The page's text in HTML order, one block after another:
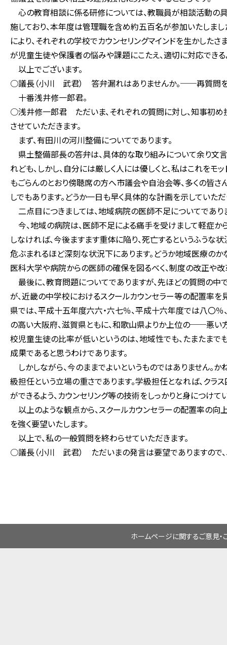
心の教育相談に係る研修については、教職員が相談活動の
施しており、本年度は管理職を含め約五百名が参加いたしま
により、それぞれの学校でカウンセリングマインドを生かした
が児童生徒や保護者の悩みや課題にこたえ、適切に対応でき
以上でございます。
○議長（小川 武君） 答弁漏れはありませんか。──再質問を
十番浅井修一郎君。
○浅井修一郎君 ただいま、それぞれの質問に対し、知事初め
させていただきます。
まず、有田川の河川整備についてであります。
県土整備部長の答弁は、具体的な取り組みについて余り文
れども、しかし、自分には厳しく人には優しくと、私はこれをモ
もごらんのとおり傍聴席の方へ市議会や自治会等、多くの皆
しでもあります。どうか一日も早く具体的な計画を示していた
二点目につきましては、地域病院の医師不足についてであり
今、地域の病院は、医師不足による痛手を受けまして軽症
しなければ、今後ますます重体に陥り、死亡するというふうな
危ぶまれるほど深刻な状況下にあります。どうか地域医療の
医科大学や病院からの医師の確保を図るべく、制度の改正や
最後に、教育問題についてでありますが、先ほどの質問の
が、近畿の中学校におけるスクールカウンセラー等の配置率
県では、平成十五年度六六・六七％、平成十六年度では八〇
の高い大阪府、滋賀県ともに、和歌山県よりか上位の──悪い
校児童生徒の比率が低いというのは、地域性でも、たまたま
成果であると思うわけであります。
しかしながら、今のままでよいというものではありません。
級担任という立場の重さであります。学級担任となれば、ク
ができるよう、カウンセリング等の技術をしっかりと身につけて
以上のような観点から、スクールカウンセラーの配置率の
を強く要望いたします。
以上で、私の一般質問を終わらせていただきます。
○議長（小川 武君） ただいまの発言は要望でありますので
ホームページに関するご意見・